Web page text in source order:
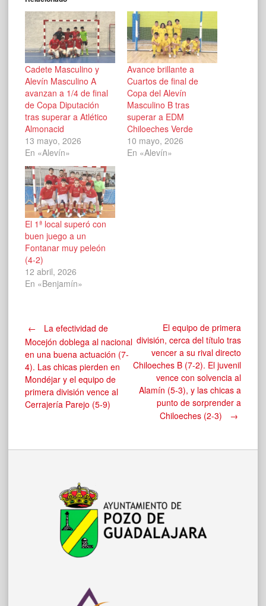
Cadete Masculino y
Alevín Masculino A
avanzan a 1/4 de final
de Copa Diputación
tras superar a Atlético
Almonacid
13 mayo, 2026
En «Alevín»
Avance brillante a
Cuartos de final de
Copa del Alevín
Masculino B tras
superar a EDM
Chiloeches Verde
10 mayo, 2026
En «Alevín»
El 1ª local superó con
buen juego a un
Fontanar muy peleón
(4-2)
12 abril, 2026
En «Benjamín»
Navegación
de
entradas
←
La efectividad de
Mocejón doblega al nacional
en una buena actuación (7-
4). Las chicas pierden en
Mondéjar y el equipo de
primera división vence al
Cerrajería Parejo (5-9)
El equipo de primera
división, cerca del título tras
vencer a su rival directo
Chiloeches B (7-2). El juvenil
vence con solvencia al
Alamín (5-3), y las chicas a
punto de sorprender a
Chiloeches (2-3)
→